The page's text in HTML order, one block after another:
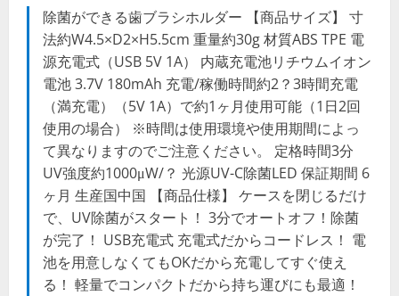
除菌ができる歯ブラシホルダー 【商品サイズ】 寸
法約W4.5×D2×H5.5cm 重量約30g 材質ABS TPE 電
源充電式（USB 5V 1A） 内蔵充電池リチウムイオン
電池 3.7V 180mAh 充電/稼働時間約2？3時間充電
（満充電）（5V 1A）で約1ヶ月使用可能（1日2回
使用の場合） ※時間は使用環境や使用期間によっ
て異なりますのでご注意ください。 定格時間3分
UV強度約1000μW/？ 光源UV-C除菌LED 保証期間 6
ヶ月 生産国中国 【商品仕様】 ケースを閉じるだけ
で、UV除菌がスタート！ 3分でオートオフ！除菌
が完了！ USB充電式 充電式だからコードレス！ 電
池を用意しなくてもOKだから充電してすぐ使え
る！ 軽量でコンパクトだから持ち運びにも最適！